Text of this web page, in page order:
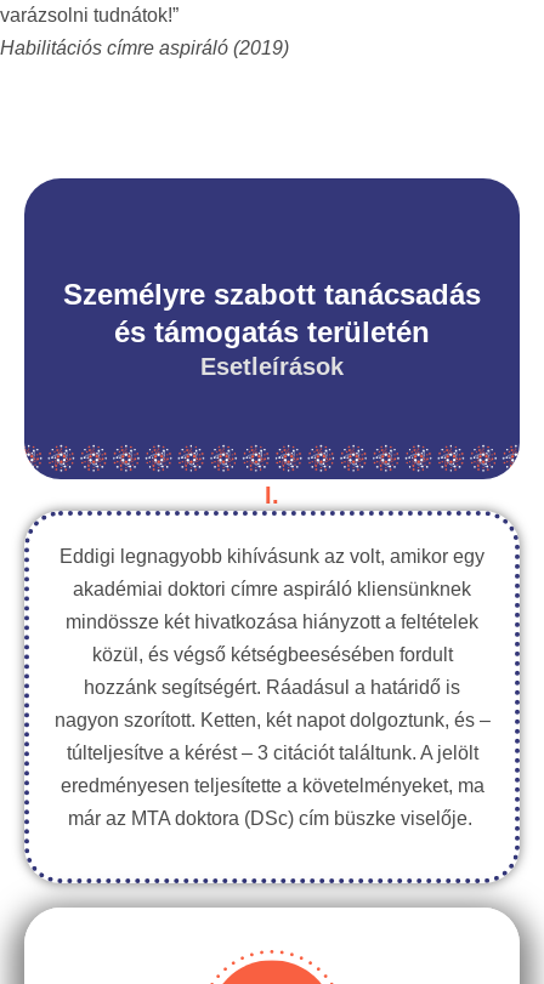
varázsolni tudnátok!”
Habilitációs címre aspiráló (2019)
Személyre szabott tanácsadás
és támogatás területén
Esetleírások
I.
Eddigi legnagyobb kihívásunk az volt, amikor egy
akadémiai doktori címre aspiráló kliensünknek
mindössze két hivatkozása hiányzott a feltételek
közül, és végső kétségbeesésében fordult
hozzánk segítségért. Ráadásul a határidő is
nagyon szorított. Ketten, két napot dolgoztunk, és –
túlteljesítve a kérést – 3 citációt találtunk. A jelölt
eredményesen teljesítette a követelményeket, ma
már az MTA doktora (DSc) cím büszke viselője.